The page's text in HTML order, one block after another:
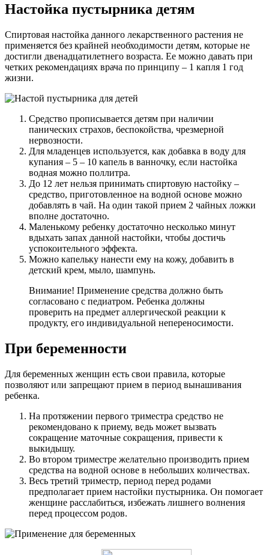
Настойка пустырника детям
Спиртовая настойка данного лекарственного растения не
применяется без крайней необходимости детям, которые не
достигли двенадцатилетнего возраста. Ее можно давать при
четких рекомендациях врача по принципу – 1 капля 1 год
жизни.
Средство прописывается детям при наличии
панических страхов, беспокойства, чрезмерной
нервозности.
Для младенцев используется, как добавка в воду для
купания – 5 – 10 капель в ванночку, если настойка
водная можно поллитра.
До 12 лет нельзя принимать спиртовую настойку –
средство, приготовленное на водной основе можно
добавлять в чай. На один такой прием 2 чайных ложки
вполне достаточно.
Маленькому ребенку достаточно несколько минут
вдыхать запах данной настойки, чтобы достичь
успокоительного эффекта.
Можно капельку нанести ему на кожу, добавить в
детский крем, мыло, шампунь.
Внимание! Применение средства должно быть
согласовано с педиатром. Ребенка должны
проверить на предмет аллергической реакции к
продукту, его индивидуальной непереносимости.
При беременности
Для беременных женщин есть свои правила, которые
позволяют или запрещают прием в период вынашивания
ребенка.
На протяжении первого триместра средство не
рекомендовано к приему, ведь может вызвать
сокращение маточные сокращения, привести к
выкидышу.
Во втором триместре желательно производить прием
средства на водной основе в небольших количествах.
Весь третий триместр, период перед родами
предполагает прием настойки пустырника. Он помогает
женщине расслабиться, избежать лишнего волнения
перед процессом родов.